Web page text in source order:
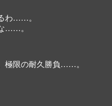
わ……。
……。
極限の耐久勝負……。